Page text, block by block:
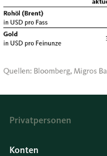
Privatpersonen
Konten